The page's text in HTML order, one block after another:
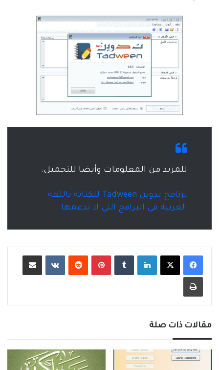
للمزيد من المعلومات وأيضا للتحميل:
برنامج تدوين Tadween للكتابة باللغة
العربية في البرامج التي لا تدعمها
لينكدإن بينتيريست
مقالات ذات صلة